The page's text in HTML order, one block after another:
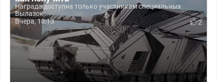
Награда доступна только участникам специальных
Вылазок,...
Вчера, 18:13
2